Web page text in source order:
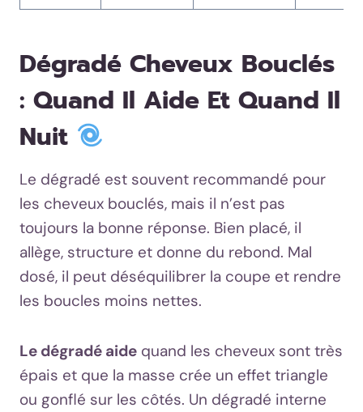
Dégradé Cheveux Bouclés
: Quand Il Aide Et Quand Il
Nuit
Le dégradé est souvent recommandé pour
les cheveux bouclés, mais il n’est pas
toujours la bonne réponse. Bien placé, il
allège, structure et donne du rebond. Mal
dosé, il peut déséquilibrer la coupe et rendre
les boucles moins nettes.
Le dégradé aide quand les cheveux sont très
épais et que la masse crée un effet triangle
ou gonflé sur les côtés. Un dégradé interne